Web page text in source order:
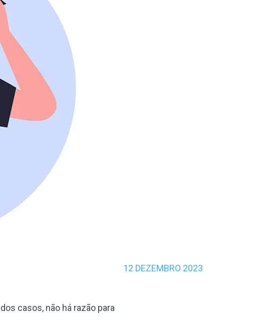
12 DEZEMBRO 2023
casos, não há razão para